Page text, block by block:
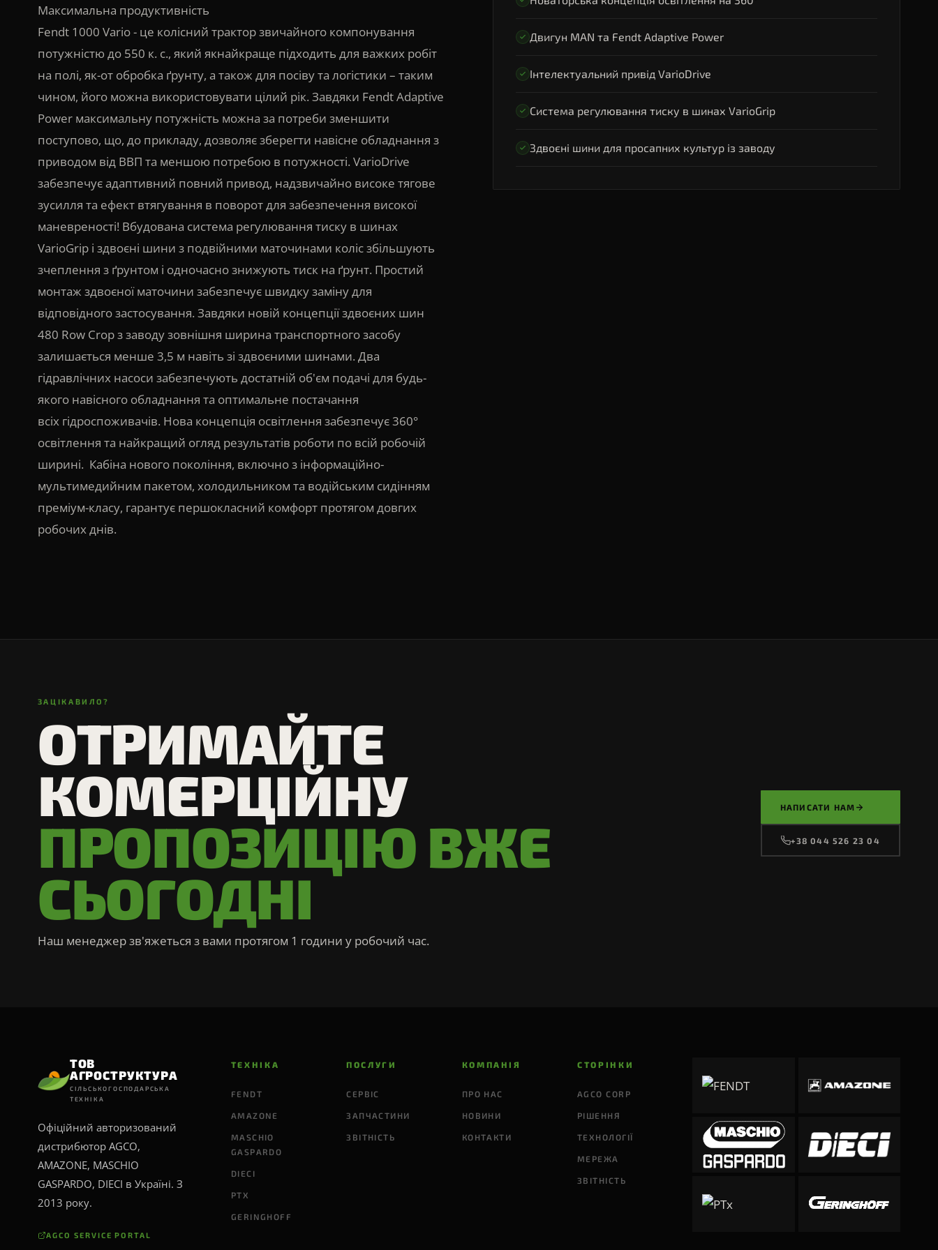
▸ Звітність Фінансова звітність
Максимальна продуктивність
Fendt 1000 Vario - це колісний трактор звичайного компонування
потужністю до 550 к. с., який якнайкраще підходить для важких робіт
на полі, як-от обробка ґрунту, а також для посіву та логістики – таким
чином, його можна використовувати цілий рік. Завдяки Fendt Adaptive
Power максимальну потужність можна за потреби зменшити
поступово, що, до прикладу, дозволяє зберегти навісне обладнання з
приводом від ВВП та меншою потребою в потужності. VarioDrive
забезпечує адаптивний повний привод, надзвичайно високе тягове
зусилля та ефект втягування в поворот для забезпечення високої
маневреності! Вбудована система регулювання тиску в шинах
VarioGrip і здвоєні шини з подвійними маточинами коліс збільшують
зчеплення з ґрунтом і одночасно знижують тиск на ґрунт. Простий
монтаж здвоєної маточини забезпечує швидку заміну для
відповідного застосування. Завдяки новій концепції здвоєних шин
480 Row Crop з заводу зовнішня ширина транспортного засобу
залишається менше 3,5 м навіть зі здвоєними шинами. Два
гідравлічних насоси забезпечують достатній об'єм подачі для будь-
якого навісного обладнання та оптимальне постачання
всіх гідроспоживачів. Нова концепція освітлення забезпечує 360°
освітлення та найкращий огляд результатів роботи по всій робочій
ширині. Кабіна нового покоління, включно з інформаційно-
мультимедийним пакетом, холодильником та водійським сидінням
преміум-класу, гарантує першокласний комфорт протягом довгих
робочих днів.
Двигун MAN та Fendt Adaptive Power
Інтелектуальний привід VarioDrive
Система регулювання тиску в шинах VarioGrip
Здвоєні шини для просапних культур із заводу
ЗАЦІКАВИЛО?
ОТРИМАЙТЕ
КОМЕРЦІЙНУ
ПРОПОЗИЦІЮ ВЖЕ
СЬОГОДНІ
Наш менеджер зв'яжеться з вами протягом 1 години у робочий час.
НАПИСАТИ НАМ
+38 044 526 23 04
ТОВ
АГРОСТРУКТУРА
СІЛЬСЬКОГОСПОДАРСЬКА
ТЕХНІКА
Офіційний авторизований
дистрибютор AGCO,
AMAZONE, MASCHIO
GASPARDO, DIECI в Україні. З
2013 року.
AGCO SERVICE PORTAL
ТЕХНІКА
FENDT
AMAZONE
MASCHIO
GASPARDO
DIECI
PTX
GERINGHOFF
ПОСЛУГИ
СЕРВІС
ЗАПЧАСТИНИ
ЗВІТНІСТЬ
КОМПАНІЯ
ПРО НАС
НОВИНИ
КОНТАКТИ
СТОРІНКИ
AGCO CORP
РІШЕННЯ
ТЕХНОЛОГІЇ
МЕРЕЖА
ЗВІТНІСТЬ